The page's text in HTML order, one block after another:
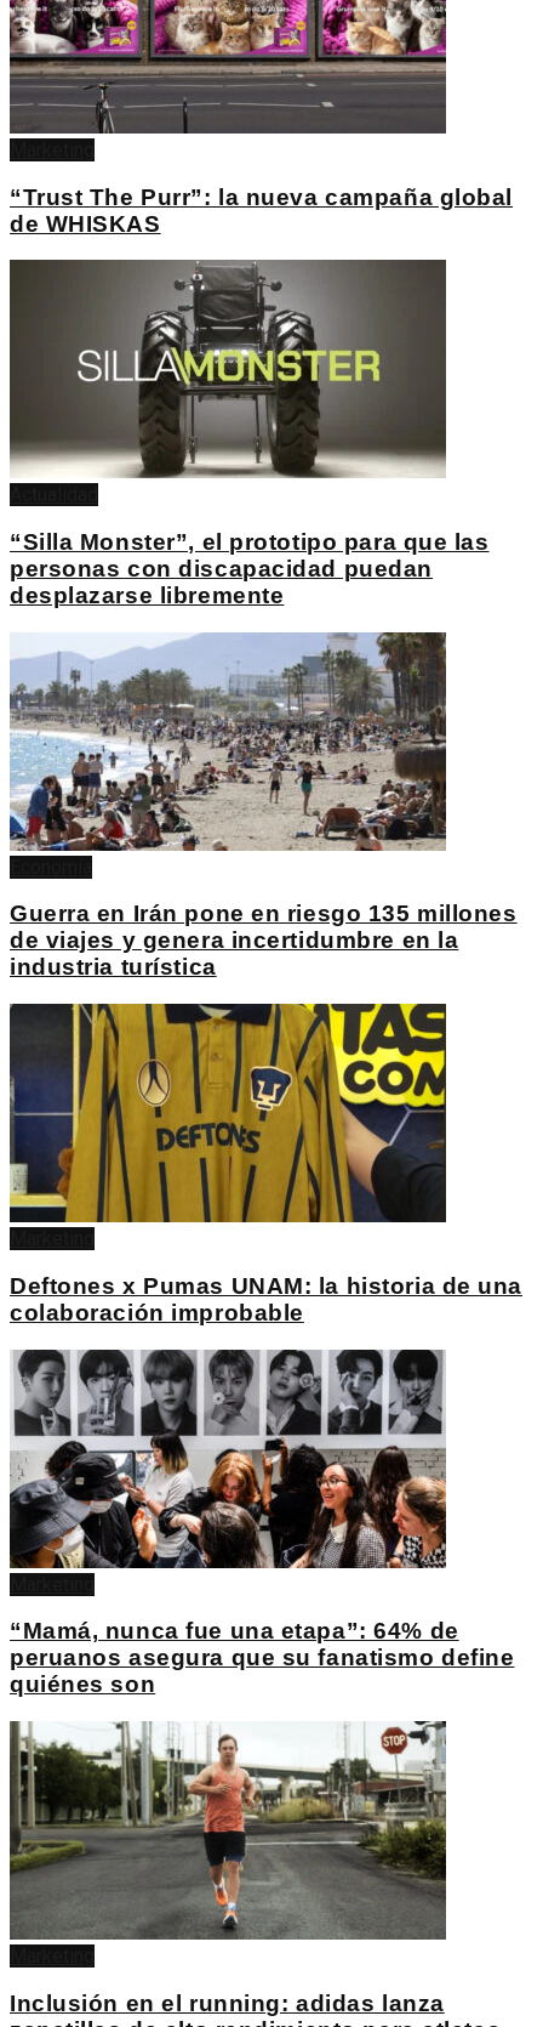
“Trust The Purr”: la nueva campaña global
de WHISKAS
“Silla Monster”, el prototipo para que las
personas con discapacidad puedan
desplazarse libremente
Guerra en Irán pone en riesgo 135 millones
de viajes y genera incertidumbre en la
industria turística
Deftones x Pumas UNAM: la historia de una
colaboración improbable
“Mamá, nunca fue una etapa”: 64% de
peruanos asegura que su fanatismo define
quiénes son
Inclusión en el running: adidas lanza